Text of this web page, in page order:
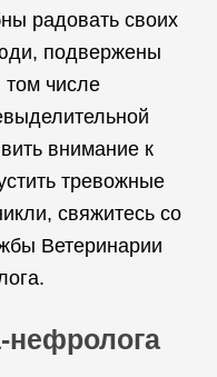
радовать своих
подвержены
числе
внимание к
тревожные
свяжитесь со
Ветеринарии
нефролога